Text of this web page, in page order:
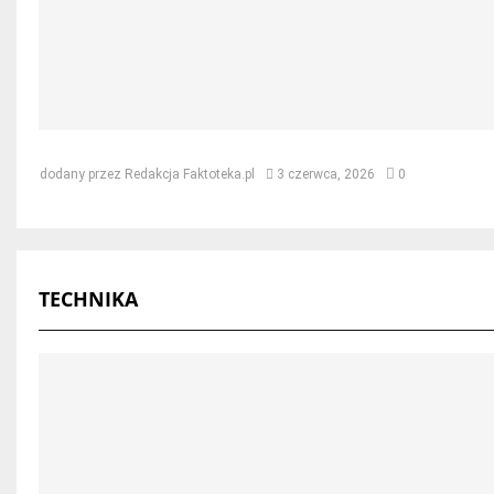
dodany przez Redakcja Faktoteka.pl 3 czerwca, 2026 0
TECHNIKA